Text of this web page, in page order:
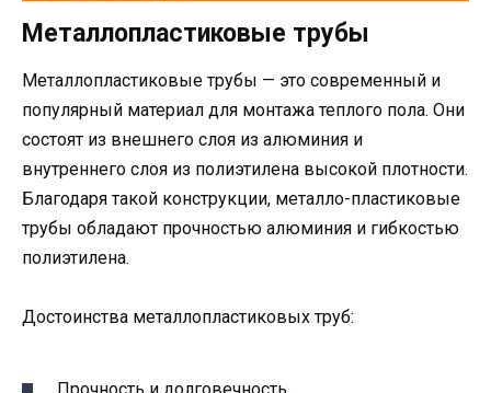
Металлопластиковые трубы
Металлопластиковые трубы — это современный и
популярный материал для монтажа теплого пола. Они
состоят из внешнего слоя из алюминия и
внутреннего слоя из полиэтилена высокой плотности.
Благодаря такой конструкции, металло-пластиковые
трубы обладают прочностью алюминия и гибкостью
полиэтилена.
Достоинства металлопластиковых труб:
Прочность и долговечность.